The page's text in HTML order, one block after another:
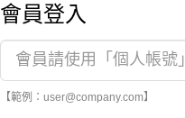
會員登入
【範例：user@company.com】